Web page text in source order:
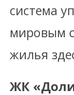
система
мировым
жилья
ЖК